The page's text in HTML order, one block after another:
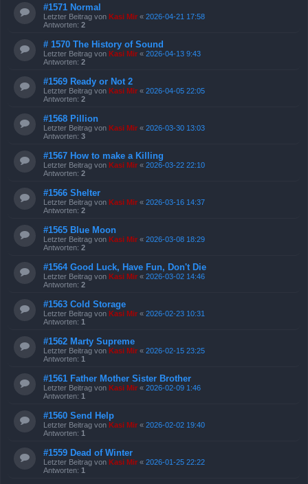
#1571 Normal
Letzter Beitrag von Kasi Mir « 2026-04-21 17:58
Antworten: 2
# 1570 The History of Sound
Letzter Beitrag von Kasi Mir « 2026-04-13 9:43
Antworten: 2
#1569 Ready or Not 2
Letzter Beitrag von Kasi Mir « 2026-04-05 22:05
Antworten: 2
#1568 Pillion
Letzter Beitrag von Kasi Mir « 2026-03-30 13:03
Antworten: 3
#1567 How to make a Killing
Letzter Beitrag von Kasi Mir « 2026-03-22 22:10
Antworten: 2
#1566 Shelter
Letzter Beitrag von Kasi Mir « 2026-03-16 14:37
Antworten: 2
#1565 Blue Moon
Letzter Beitrag von Kasi Mir « 2026-03-08 18:29
Antworten: 2
#1564 Good Luck, Have Fun, Don't Die
Letzter Beitrag von Kasi Mir « 2026-03-02 14:46
Antworten: 2
#1563 Cold Storage
Letzter Beitrag von Kasi Mir « 2026-02-23 10:31
Antworten: 1
#1562 Marty Supreme
Letzter Beitrag von Kasi Mir « 2026-02-15 23:25
Antworten: 1
#1561 Father Mother Sister Brother
Letzter Beitrag von Kasi Mir « 2026-02-09 1:46
Antworten: 1
#1560 Send Help
Letzter Beitrag von Kasi Mir « 2026-02-02 19:40
Antworten: 1
#1559 Dead of Winter
Letzter Beitrag von Kasi Mir « 2026-01-25 22:22
Antworten: 1